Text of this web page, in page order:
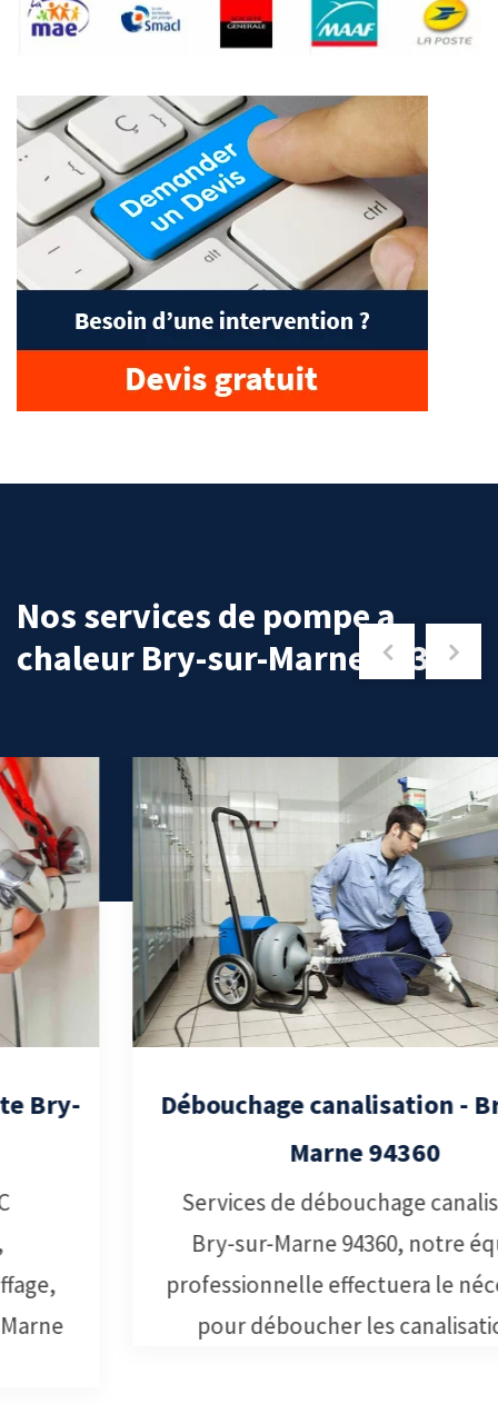
Nos services de pompe a
chaleur Bry-sur-Marne 94360
Débouchage canalisation - Bry-sur-
Marne 94360
Services de débouchage canalisation
Bry-sur-Marne 94360, notre équipe
professionnelle effectuera le nécessaire
pour déboucher les canalisations.